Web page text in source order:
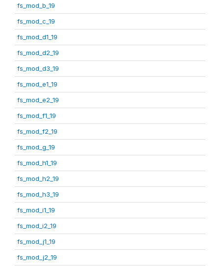
fs_mod_b_19
fs_mod_c_19
fs_mod_d1_19
fs_mod_d2_19
fs_mod_d3_19
fs_mod_e1_19
fs_mod_e2_19
fs_mod_f1_19
fs_mod_f2_19
fs_mod_g_19
fs_mod_h1_19
fs_mod_h2_19
fs_mod_h3_19
fs_mod_i1_19
fs_mod_i2_19
fs_mod_j1_19
fs_mod_j2_19